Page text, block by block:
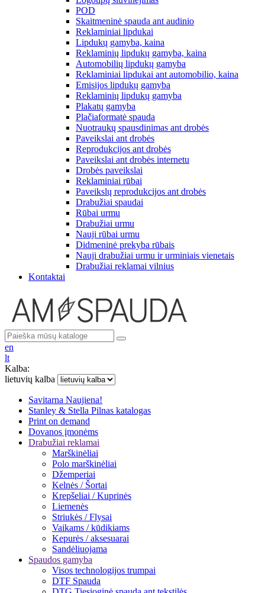
POD
Skaitmeninė spauda ant audinio
Reklaminiai lipdukai
Lipdukų gamyba, kaina
Reklaminių lipdukų gamyba, kaina
Automobilių lipdukų gamyba
Reklaminiai lipdukai ant automobilio, kaina
Emisijos lipdukų gamyba
Reklaminių lipdukų gamyba
Plakatų gamyba
Plačiaformatė spauda
Nuotraukų spausdinimas ant drobės
Paveikslai ant drobės
Reprodukcijos ant drobės
Paveikslai ant drobės internetu
Drobės paveikslai
Reklaminiai rūbai
Paveikslų reprodukcijos ant drobės
Drabužiai spaudai
Rūbai urmu
Drabužiai urmu
Nauji rūbai urmu
Didmeninė prekyba rūbais
Nauji drabužiai urmu ir urminiais vienetais
Drabužiai reklamai vilnius
Kontaktai
en
lt
Kalba:
lietuvių kalba
Savitarna Naujiena!
Stanley & Stella Pilnas katalogas
Print on demand
Dovanos įmonėms
Drabužiai reklamai
Marškinėliai
Polo marškinėliai
Džemperiai
Kelnės / Šortai
Krepšeliai / Kuprinės
Liemenės
Striukės / Flysai
Vaikams / kūdikiams
Kepurės / aksesuarai
Sandėliuojama
Spaudos gamyba
Visos technologijos trumpai
DTF Spauda